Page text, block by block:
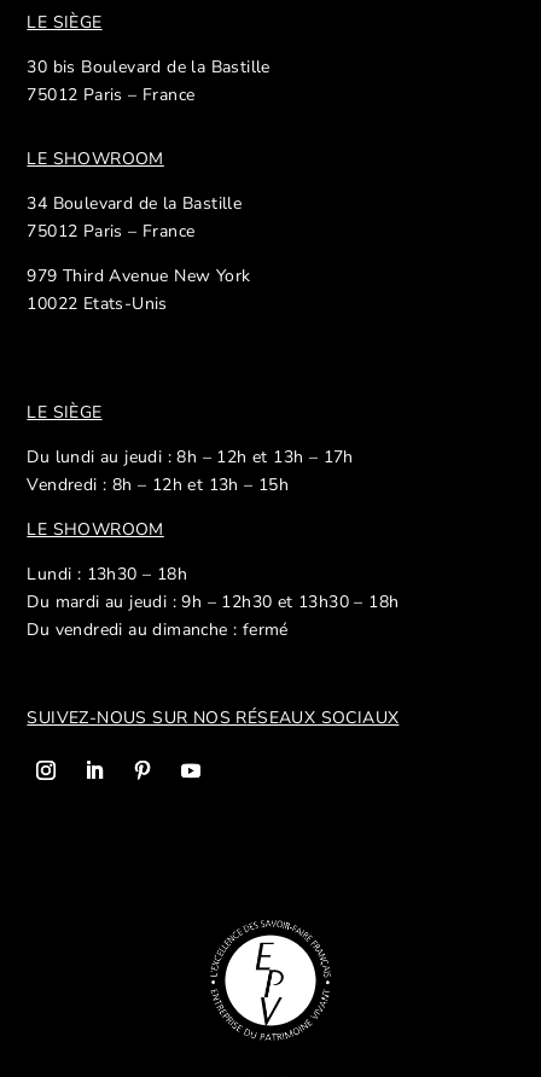
LE SIÈGE
30 bis Boulevard de la Bastille
75012 Paris – France
LE SHOWROOM
34 Boulevard de la Bastille
75012 Paris – France
979 Third Avenue New York
10022 Etats-Unis
LE SIÈGE
Du lundi au jeudi : 8h – 12h et 13h – 17h
Vendredi : 8h – 12h et 13h – 15h
LE SHOWROOM
Lundi : 13h30 – 18h
Du mardi au jeudi : 9h – 12h30 et 13h30 – 18h
Du vendredi au dimanche : fermé
SUIVEZ-NOUS SUR NOS RÉSEAUX SOCIAUX